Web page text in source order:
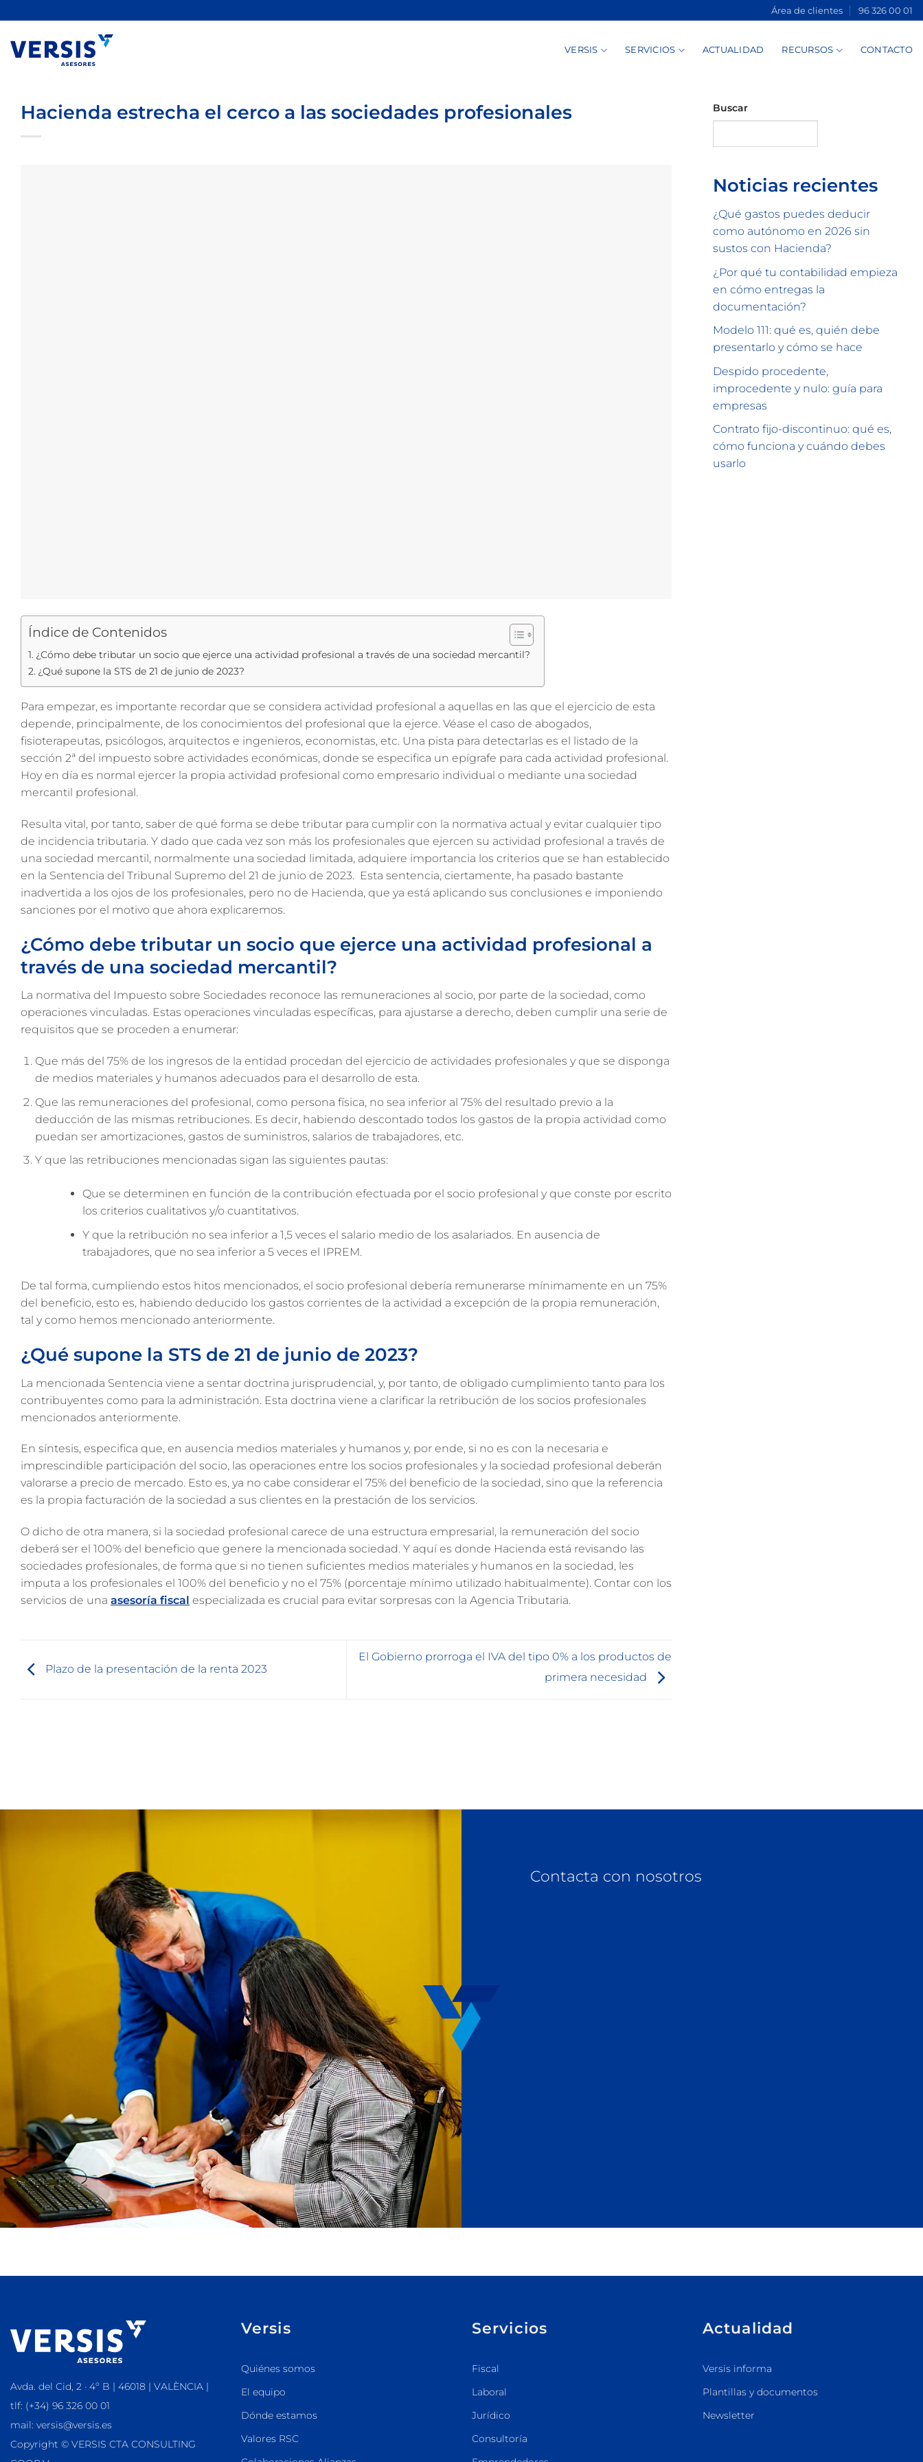
contenido
Área de clientes 96 326 00 01
VERSIS SERVICIOS ACTUALIDAD RECURSOS CONTACTO
Hacienda estrecha el cerco a las sociedades profesionales
Índice de Contenidos
¿Cómo debe tributar un socio que ejerce una actividad profesional a través de una sociedad mercantil?
¿Qué supone la STS de 21 de junio de 2023?
Para empezar, es importante recordar que se considera actividad profesional a aquellas en las que el ejercicio de esta
depende, principalmente, de los conocimientos del profesional que la ejerce. Véase el caso de abogados,
fisioterapeutas, psicólogos, arquitectos e ingenieros, economistas, etc. Una pista para detectarlas es el listado de la
sección 2ª del impuesto sobre actividades económicas, donde se especifica un epígrafe para cada actividad profesional.
Hoy en día es normal ejercer la propia actividad profesional como empresario individual o mediante una sociedad
mercantil profesional.
Resulta vital, por tanto, saber de qué forma se debe tributar para cumplir con la normativa actual y evitar cualquier tipo
de incidencia tributaria. Y dado que cada vez son más los profesionales que ejercen su actividad profesional a través de
una sociedad mercantil, normalmente una sociedad limitada, adquiere importancia los criterios que se han establecido
en la Sentencia del Tribunal Supremo del 21 de junio de 2023. Esta sentencia, ciertamente, ha pasado bastante
inadvertida a los ojos de los profesionales, pero no de Hacienda, que ya está aplicando sus conclusiones e imponiendo
sanciones por el motivo que ahora explicaremos.
¿Cómo debe tributar un socio que ejerce una actividad profesional a
través de una sociedad mercantil?
La normativa del Impuesto sobre Sociedades reconoce las remuneraciones al socio, por parte de la sociedad, como
operaciones vinculadas. Estas operaciones vinculadas específicas, para ajustarse a derecho, deben cumplir una serie de
requisitos que se proceden a enumerar:
Que más del 75% de los ingresos de la entidad procedan del ejercicio de actividades profesionales y que se disponga
de medios materiales y humanos adecuados para el desarrollo de esta.
Que las remuneraciones del profesional, como persona física, no sea inferior al 75% del resultado previo a la
deducción de las mismas retribuciones. Es decir, habiendo descontado todos los gastos de la propia actividad como
puedan ser amortizaciones, gastos de suministros, salarios de trabajadores, etc.
Y que las retribuciones mencionadas sigan las siguientes pautas:
Que se determinen en función de la contribución efectuada por el socio profesional y que conste por escrito
los criterios cualitativos y/o cuantitativos.
Y que la retribución no sea inferior a 1,5 veces el salario medio de los asalariados. En ausencia de
trabajadores, que no sea inferior a 5 veces el IPREM.
De tal forma, cumpliendo estos hitos mencionados, el socio profesional debería remunerarse mínimamente en un 75%
del beneficio, esto es, habiendo deducido los gastos corrientes de la actividad a excepción de la propia remuneración,
tal y como hemos mencionado anteriormente.
¿Qué supone la STS de 21 de junio de 2023?
La mencionada Sentencia viene a sentar doctrina jurisprudencial, y, por tanto, de obligado cumplimiento tanto para los
contribuyentes como para la administración. Esta doctrina viene a clarificar la retribución de los socios profesionales
mencionados anteriormente.
En síntesis, especifica que, en ausencia medios materiales y humanos y, por ende, si no es con la necesaria e
imprescindible participación del socio, las operaciones entre los socios profesionales y la sociedad profesional deberán
valorarse a precio de mercado. Esto es, ya no cabe considerar el 75% del beneficio de la sociedad, sino que la referencia
es la propia facturación de la sociedad a sus clientes en la prestación de los servicios.
O dicho de otra manera, si la sociedad profesional carece de una estructura empresarial, la remuneración del socio
deberá ser el 100% del beneficio que genere la mencionada sociedad. Y aquí es donde Hacienda está revisando las
sociedades profesionales, de forma que si no tienen suficientes medios materiales y humanos en la sociedad, les
imputa a los profesionales el 100% del beneficio y no el 75% (porcentaje mínimo utilizado habitualmente). Contar con los
servicios de una asesoría fiscal especializada es crucial para evitar sorpresas con la Agencia Tributaria.
Plazo de la presentación de la renta 2023
El Gobierno prorroga el IVA del tipo 0% a los productos de
primera necesidad
Buscar
Noticias recientes
¿Qué gastos puedes deducir
como autónomo en 2026 sin
sustos con Hacienda?
¿Por qué tu contabilidad empieza
en cómo entregas la
documentación?
Modelo 111: qué es, quién debe
presentarlo y cómo se hace
Despido procedente,
improcedente y nulo: guía para
empresas
Contrato fijo-discontinuo: qué es,
cómo funciona y cuándo debes
usarlo
Contacta con nosotros
Avda. del Cid, 2 · 4º B | 46018 | VALÈNCIA |
tlf: (+34) 96 326 00 01
mail: versis@versis.es
Copyright © VERSIS CTA CONSULTING
Versis
Quiénes somos
El equipo
Dónde estamos
Valores RSC
Servicios
Fiscal
Laboral
Jurídico
Consultoría
Actualidad
Versis informa
Plantillas y documentos
Newsletter